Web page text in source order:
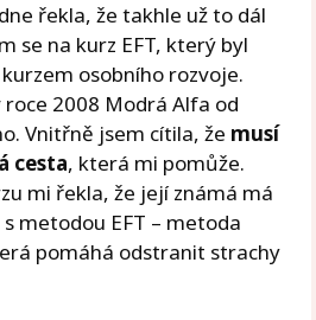
řekla, že takhle už to dál
se na kurz EFT, který byl
osobního rozvoje.
2008 Modrá Alfa od
Vnitřně jsem cítila, že musí
cesta, která mi pomůže.
mi řekla, že její známá má
metodou EFT – metoda
pomáhá odstranit strachy